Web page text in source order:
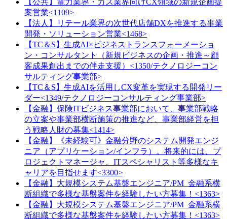
【公共】電力業界・ガス業界向けCX領域の新規企画提
案営業<1109>
【法人】リテール業界の次世代店舗DXを推進する事業
開発・ソリューション営業<1468>
【TC＆S】生成AI×ビジネストランスフォーメーショ
ン・コンサルタント（新規ビジネスの企画・推進～顧
客成果創出までの伴走支援）<1350/テクノロジーコン
サルティング事業部>
【TC＆S】生成AIを活用しCX変革を実現する開発リー
ダー<1349/テクノロジーコンサルティング事業部>
【金融】保険ITビジネス事業部において、事業部戦略
の立案や事業部横断施策の推進など、事業部経営を担
う戦略人財の募集<1414>
【金融】《未経験可》金融分野のシステム開発エンジ
ニア（アプリケーション/インフラ）。将来的には、プ
ロジェクトマネージャ、ITスペシャリスト等多様なキ
ャリアを目指せます<3300>
【金融】大規模システム基盤エンジニア/PM_金融系横
断組織で多様な基盤案件を経験したい方募集！<1363>
【金融】大規模システム基盤エンジニア/PM_金融系横
断組織で多様な基盤案件を経験したい方募集！<1363>